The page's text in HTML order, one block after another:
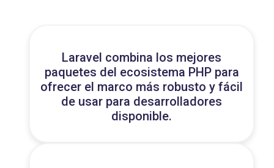
Laravel combina los mejores
paquetes del ecosistema PHP para
ofrecer el marco más robusto y fácil
de usar para desarrolladores
disponible.